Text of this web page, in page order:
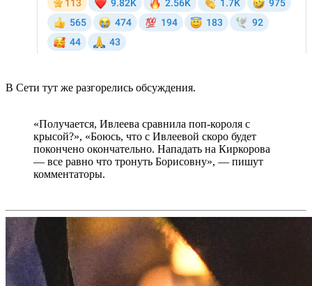
В Сети тут же разгорелись обсуждения.
«Получается, Ивлеева сравнила поп-короля с
крысой?», «Боюсь, что с Ивлеевой скоро будет
покончено окончательно. Нападать на Киркорова
— все равно что тронуть Борисовну», — пишут
комментаторы.